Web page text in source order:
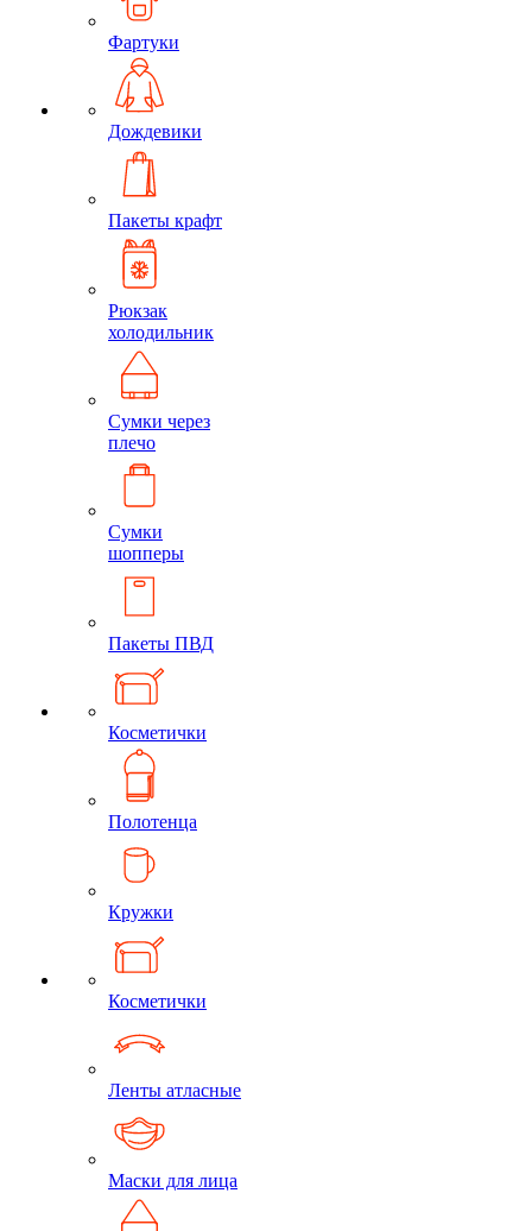
Фартуки
Дождевики
Пакеты крафт
Рюкзак
холодильник
Сумки через
плечо
Сумки
шопперы
Пакеты ПВД
Косметички
Полотенца
Кружки
Косметички
Ленты атласные
Маски для лица